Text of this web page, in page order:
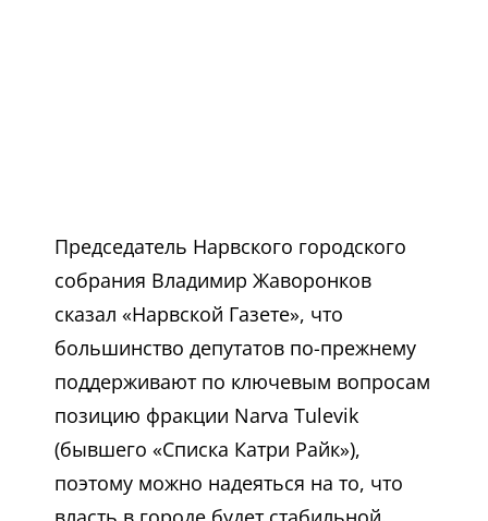
Председатель Нарвского городского
собрания Владимир Жаворонков
сказал «Нарвской Газете», что
большинство депутатов по-прежнему
поддерживают по ключевым вопросам
позицию фракции Narva Tulevik
(бывшего «Списка Катри Райк»),
поэтому можно надеяться на то, что